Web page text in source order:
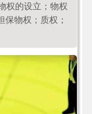
权的设立；物权
物权；质权；